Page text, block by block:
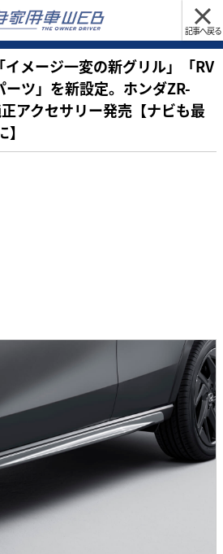
記事へ戻る
メージ一変の新グリル」「RV
ーツ」を新設定。ホンダZR-
アクセサリー発売【ナビも最